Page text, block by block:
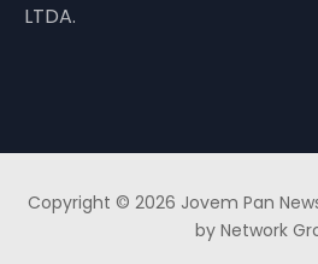
LTDA.
Copyright © 2026 Jovem Pan
by Network